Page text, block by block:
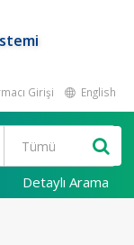
Girişi English
Detaylı Arama